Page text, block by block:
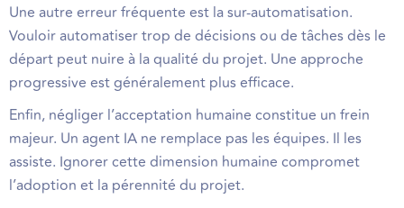
Une autre erreur fréquente est la sur-automatisation.
Vouloir automatiser trop de décisions ou de tâches dès le
départ peut nuire à la qualité du projet. Une approche
progressive est généralement plus efficace.
Enfin, négliger l’acceptation humaine constitue un frein
majeur. Un agent IA ne remplace pas les équipes. Il les
assiste. Ignorer cette dimension humaine compromet
l’adoption et la pérennité du projet.